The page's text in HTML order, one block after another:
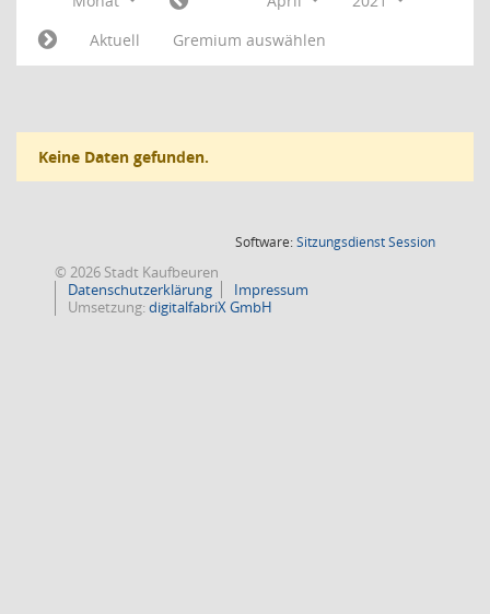
Aktuell
Gremium auswählen
Keine Daten gefunden.
Software:SitzungsdienstSession(Wird in
© 2026 Stadt Kaufbeuren
Datenschutzerklärung
Impressum
Umsetzung:digitalfabriX GmbH